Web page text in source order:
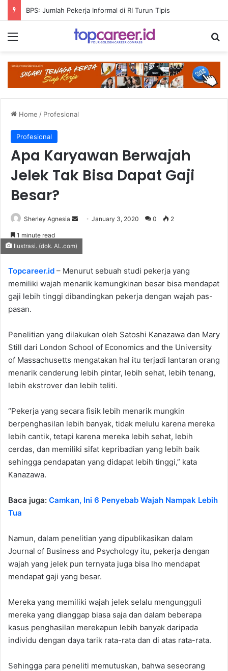
BPS: Jumlah Pekerja Informal di RI Turun Tipis
Menu
Home / Profesional
Profesional
Apa Karyawan Berwajah
Jelek Tak Bisa Dapat Gaji
Besar?
Sherley Agnesia
Send January 3, 2020 0 2
1 minute read
Ilustrasi. (dok. AL.com)
Topcareer.id – Menurut sebuah studi pekerja yang
memiliki wajah menarik kemungkinan besar bisa mendapat
gaji lebih tinggi dibandingkan pekerja dengan wajah pas-
pasan.
Penelitian yang dilakukan oleh Satoshi Kanazawa dan Mary
Still dari London School of Economics and the University
of Massachusetts mengatakan hal itu terjadi lantaran orang
menarik cenderung lebih pintar, lebih sehat, lebih tenang,
lebih ekstrover dan lebih teliti.
“Pekerja yang secara fisik lebih menarik mungkin
berpenghasilan lebih banyak, tidak melulu karena mereka
lebih cantik, tetapi karena mereka lebih sehat, lebih
cerdas, dan memiliki sifat kepribadian yang lebih baik
sehingga pendapatan yang didapat lebih tinggi,” kata
Kanazawa.
Baca juga: Camkan, Ini 6 Penyebab Wajah Nampak Lebih
Tua
Namun, dalam penelitian yang dipublikasikan dalam
Journal of Business and Psychology itu, pekerja dengan
wajah yang jelek pun ternyata juga bisa lho mendapat
mendapat gaji yang besar.
Mereka yang memiliki wajah jelek selalu mengungguli
mereka yang dianggap biasa saja dan dalam beberapa
kasus penghasilan merekapun lebih banyak daripada
individu dengan daya tarik rata-rata dan di atas rata-rata.
Sehingga para peneliti memutuskan, bahwa seseorang